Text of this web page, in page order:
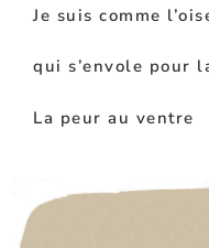
Je suis comme
qui s’envole pour
La peur au ventre